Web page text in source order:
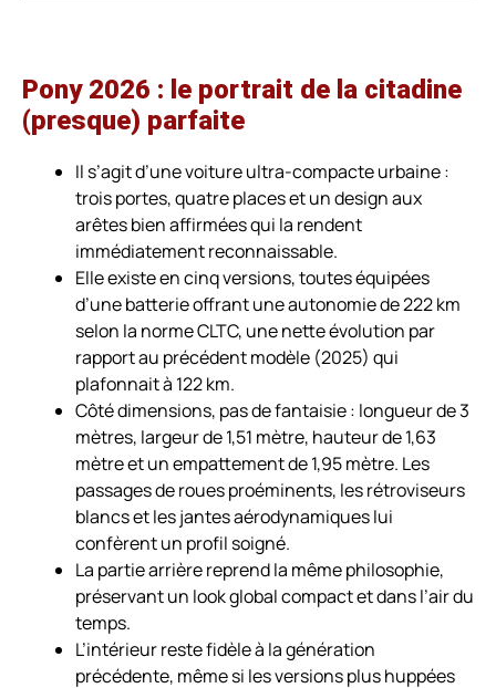
Pony 2026 : le portrait de la citadine
(presque) parfaite
Il s’agit d’une voiture ultra-compacte urbaine :
trois portes, quatre places et un design aux
arêtes bien affirmées qui la rendent
immédiatement reconnaissable.
Elle existe en cinq versions, toutes équipées
d’une batterie offrant une autonomie de 222 km
selon la norme CLTC, une nette évolution par
rapport au précédent modèle (2025) qui
plafonnait à 122 km.
Côté dimensions, pas de fantaisie : longueur de 3
mètres, largeur de 1,51 mètre, hauteur de 1,63
mètre et un empattement de 1,95 mètre. Les
passages de roues proéminents, les rétroviseurs
blancs et les jantes aérodynamiques lui
confèrent un profil soigné.
La partie arrière reprend la même philosophie,
préservant un look global compact et dans l’air du
temps.
L’intérieur reste fidèle à la génération
précédente, même si les versions plus huppées